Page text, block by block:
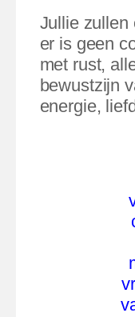
Jullie zullen
er is geen
met rust,
bewustzijn
energie,